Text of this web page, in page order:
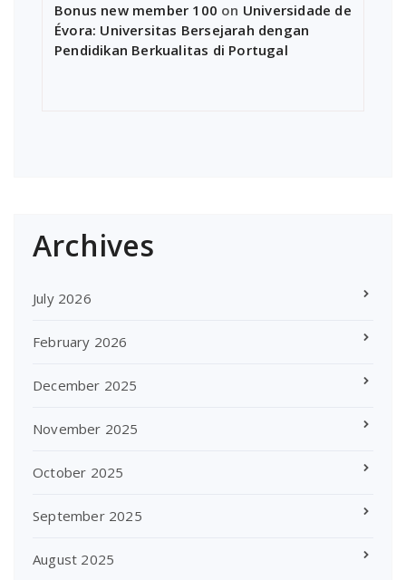
Bonus new member 100 on Universidade de
Évora: Universitas Bersejarah dengan
Pendidikan Berkualitas di Portugal
Archives
July 2026
February 2026
December 2025
November 2025
October 2025
September 2025
August 2025